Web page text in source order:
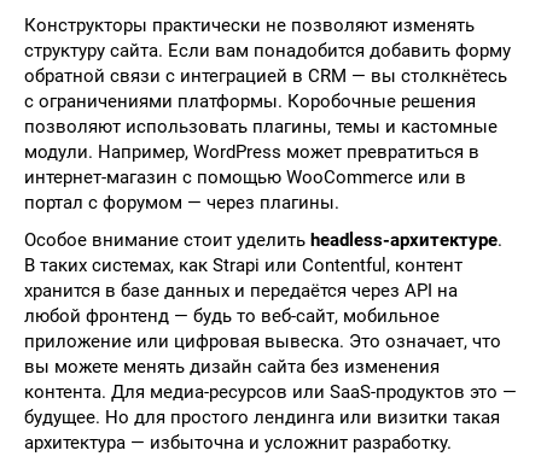
Конструкторы практически не позволяют изменять
структуру сайта. Если вам понадобится добавить форму
обратной связи с интеграцией в CRM — вы столкнётесь
с ограничениями платформы. Коробочные решения
позволяют использовать плагины, темы и кастомные
модули. Например, WordPress может превратиться в
интернет-магазин с помощью WooCommerce или в
портал с форумом — через плагины.
Особое внимание стоит уделить headless-архитектуре.
В таких системах, как Strapi или Contentful, контент
хранится в базе данных и передаётся через API на
любой фронтенд — будь то веб-сайт, мобильное
приложение или цифровая вывеска. Это означает, что
вы можете менять дизайн сайта без изменения
контента. Для медиа-ресурсов или SaaS-продуктов это —
будущее. Но для простого лендинга или визитки такая
архитектура — избыточна и усложнит разработку.